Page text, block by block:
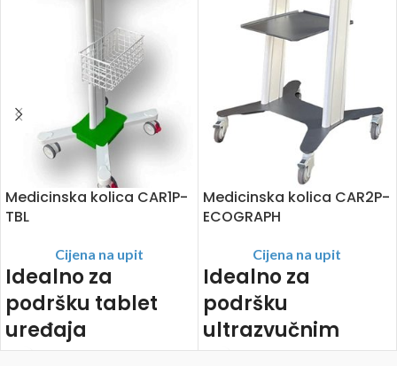
Medicinska kolica CAR1P-
TBL
Cijena na upit
Idealno za
podršku tablet
uređaja
Medicinska kolica CAR2P-
ECOGRAPH
Cijena na upit
Idealno za
podršku
ultrazvučnim
uređajima